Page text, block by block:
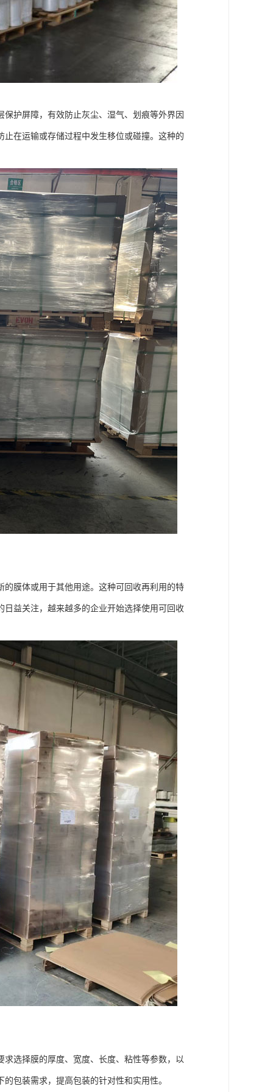
护屏障，有效防止灰尘、湿气、划痕等外界因
在运输或存储过程中发生移位或碰撞。这种的
膜体或用于其他用途。这种可回收再利用的特
益关注，越来越多的企业开始选择使用可回收
选择膜的厚度、宽度、长度、粘性等参数，以
包装需求，提高包装的针对性和实用性。